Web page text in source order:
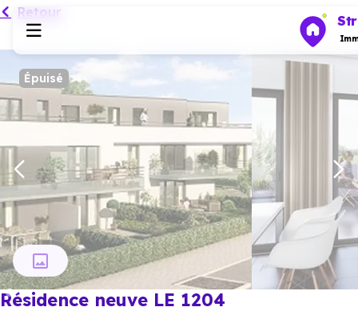
Programmes neufs
Habiter
Investir
Actualités
Ressources
Retour
Épuisé
Résidence neuve LE 1204